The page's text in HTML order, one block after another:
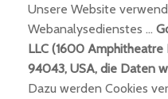
Unsere Website
Webanalysedienstes …
LLC (1600
94043, USA, die Daten
Dazu werden Cookies